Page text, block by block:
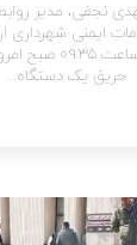
نجفی، مدیر
ایمنی شهرداری
حادثه اظهار
حریق یک دستگاه...